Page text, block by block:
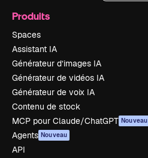
Produits
Spaces
Assistant IA
Générateur d’images IA
Générateur de vidéos IA
Générateur de voix IA
Contenu de stock
MCP pour Claude/ChatGPT Nouveau
Agents Nouveau
API